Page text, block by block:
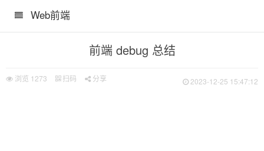
Web前端
前端 debug 总结
浏览 1273 扫码 分享 2023-12-25 15:47:12